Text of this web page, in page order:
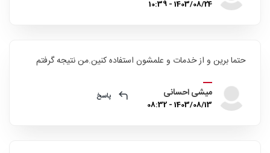
1403/08/24 - 10:39
حتما برین و از خدمات و علمشون استفاده کنین.من نتیجه گرفتم
میشی احسانی
1403/08/13 - 08:32
پاسخ